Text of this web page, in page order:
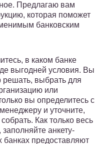
Предлагаю вам
которая поможет
банковским
в каком банке
выгодней условия. Вы
решать, выбрать для
или
вы определитесь с
и уточните,
Как только весь
заполняйте анкету-
банках предоставляют